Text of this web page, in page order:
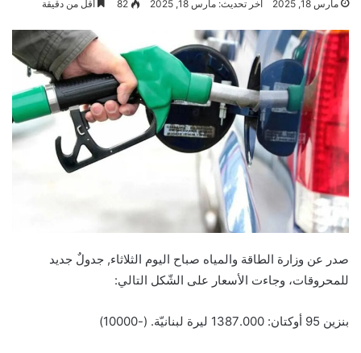
مارس 18, 2025 آخر تحديث: مارس 18, 2025 82 أقل من دقيقة
صدر عن وزارة الطاقة والمياه صباح اليوم الثلاثاء, جدولٌ جديد
للمحروقات، وجاءت الأسعار على الشّكل التالي:
بنزين 95 أوكتان: 1387.000 ليرة لبنانيّة. (-10000)